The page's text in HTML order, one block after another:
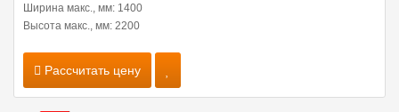
Ширина макс., мм: 1400
Высота макс., мм: 2200
Рассчитать цену